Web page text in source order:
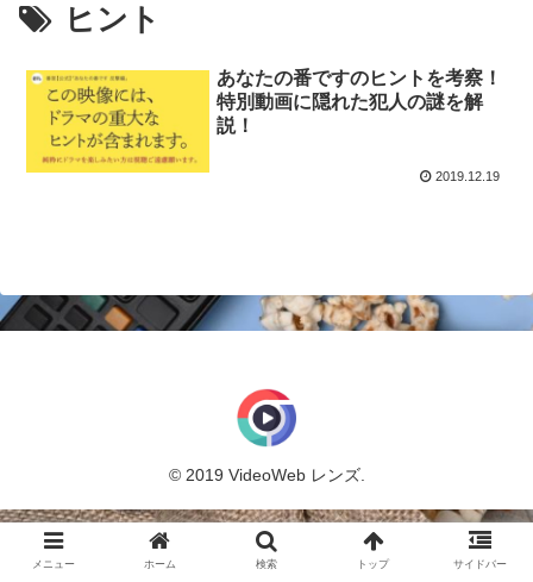
ヒント
あなたの番ですのヒントを考察！
特別動画に隠れた犯人の謎を解
説！
2019.12.19
© 2019 VideoWeb レンズ.
メニュー ホーム 検索 トップ サイドバー